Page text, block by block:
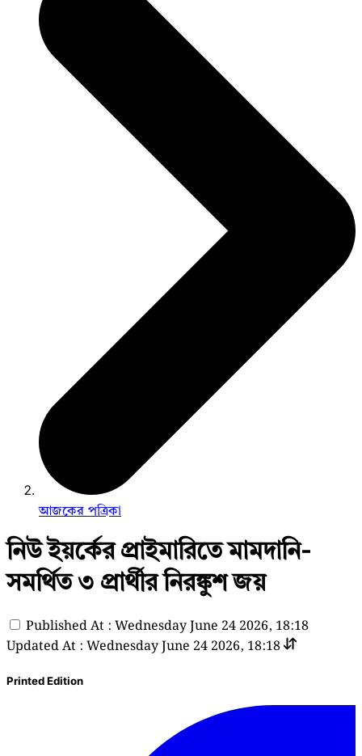
আজকের পত্রিকা
নিউ ইয়র্কের প্রাইমারিতে মামদানি-
সমর্থিত ৩ প্রার্থীর নিরঙ্কুশ জয়
Published At : Wednesday June 24 2026, 18:18
Updated At : Wednesday June 24 2026, 18:18
Printed Edition